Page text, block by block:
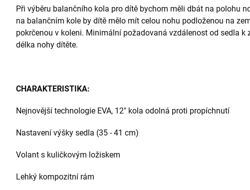
Při výběru balančního kola pro dítě bychom měli dbát na polohu
na balančním kole by dítě mělo mít celou nohu podloženou na
pokrčenou v koleni. Minimální požadovaná vzdálenost od sedla k
délka nohy dítěte.
CHARAKTERISTIKA:
Nejnovější technologie EVA, 12" kola odolná proti propíchnutí
Nastavení výšky sedla (35 - 41 cm)
Volant s kuličkovým ložiskem
Lehký kompozitní rám